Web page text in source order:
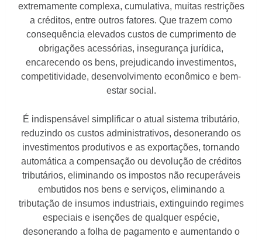
extremamente complexa, cumulativa, muitas restrições
a créditos, entre outros fatores. Que trazem como
consequência elevados custos de cumprimento de
obrigações acessórias, insegurança jurídica,
encarecendo os bens, prejudicando investimentos,
competitividade, desenvolvimento econômico e bem-
estar social.
É indispensável simplificar o atual sistema tributário,
reduzindo os custos administrativos, desonerando os
investimentos produtivos e as exportações, tornando
automática a compensação ou devolução de créditos
tributários, eliminando os impostos não recuperáveis
embutidos nos bens e serviços, eliminando a
tributação de insumos industriais, extinguindo regimes
especiais e isenções de qualquer espécie,
desonerando a folha de pagamento e aumentando o